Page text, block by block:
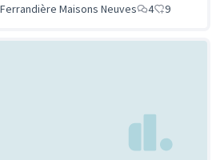
Maisons Neuves
4 9